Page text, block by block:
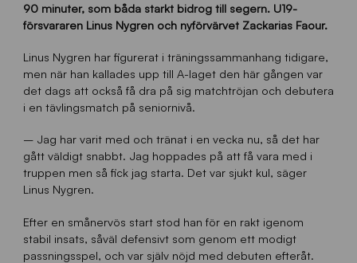
90 minuter, som båda starkt bidrog till segern. U19-
försvararen Linus Nygren och nyförvärvet Zackarias Faour.
Linus Nygren har figurerat i träningssammanhang tidigare,
men när han kallades upp till A-laget den här gången var
det dags att också få dra på sig matchtröjan och debutera
i en tävlingsmatch på seniornivå.
– Jag har varit med och tränat i en vecka nu, så det har
gått väldigt snabbt. Jag hoppades på att få vara med i
truppen men så fick jag starta. Det var sjukt kul, säger
Linus Nygren.
Efter en smånervös start stod han för en rakt igenom
stabil insats, såväl defensivt som genom ett modigt
passningsspel, och var själv nöjd med debuten efteråt.